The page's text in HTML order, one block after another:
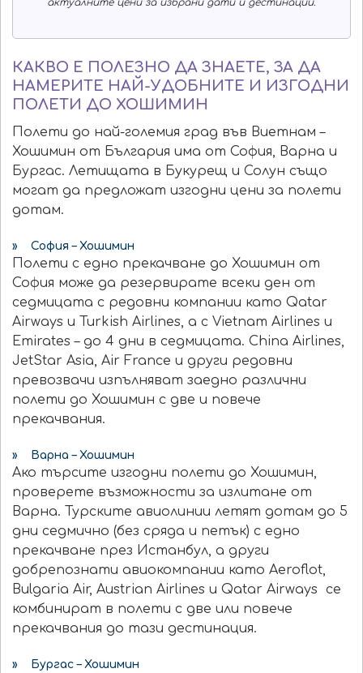
КАКВО Е ПОЛЕЗНО ДА ЗНАЕТЕ, ЗА ДА
НАМЕРИТЕ НАЙ-УДОБНИТЕ И ИЗГОДНИ
ПОЛЕТИ ДО ХОШИМИН
Полети до най-големия град във Виетнам –
Хошимин от България има от София, Варна и
Бургас. Летищата в Букурещ и Солун също
могат да предложат изгодни цени за полети
дотам.
» София – Хошимин
Полети с едно прекачване до Хошимин от
София може да резервирате всеки ден от
седмицата с редовни компании като Qatar
Airways и Turkish Airlines, а с Vietnam Airlines и
Emirates – до 4 дни в седмицата. China Airlines,
JetStar Asia, Air France и други редовни
превозвачи изпълняват заедно различни
полети до Хошимин с две и повече
прекачвания.
» Варна – Хошимин
Ако търсите изгодни полети до Хошимин,
проверете възможности за излитане от
Варна. Турските авиолинии летят дотам до 5
дни седмично (без сряда и петък) с едно
прекачване през Истанбул, а други
добрепознати авиокомпании като Aeroflot,
Bulgaria Air, Austrian Airlines и Qatar Airways се
комбинират в полети с две или повече
прекачвания до тази дестинация.
» Бургас – Хошимин